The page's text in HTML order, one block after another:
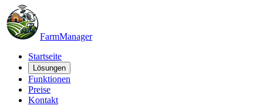
FarmManager
Startseite
Lösungen
Funktionen
Preise
Kontakt